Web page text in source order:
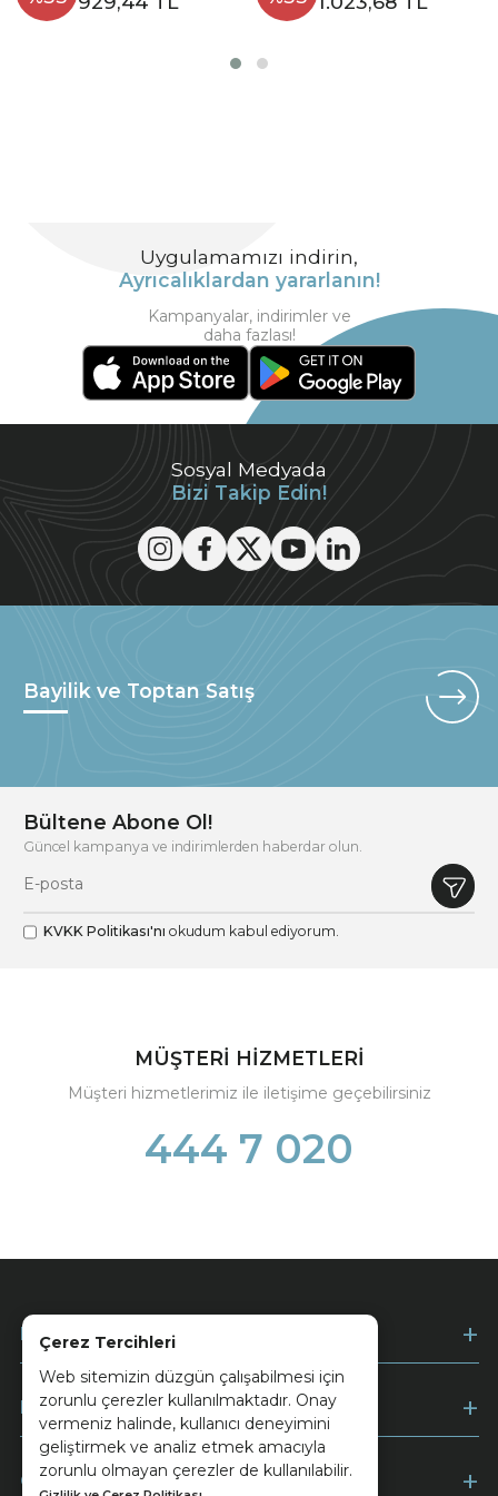
Çerez Tercihleri
Web sitemizin düzgün çalışabilmesi için
zorunlu çerezler kullanılmaktadır. Onay
vermeniz halinde, kullanıcı deneyimini
geliştirmek ve analiz etmek amacıyla
zorunlu olmayan çerezler de kullanılabilir.
Sosyal Medyada
Bizi Takip Edin!
Uygulamamızı indirin,
Ayrıcalıklardan yararlanın!
Kampanyalar, indirimler ve
daha fazlası!
Bayilik ve Toptan Satış
Bültene Abone Ol!
Güncel kampanya ve indirimlerden haberdar olun.
KVKK Politikası'nı okudum kabul ediyorum.
MÜŞTERİ HİZMETLERİ
Müşteri hizmetlerimiz ile iletişime geçebilirsiniz
444 7 020
Kurumsal
Müşteri Hizmetleri
Ödeme